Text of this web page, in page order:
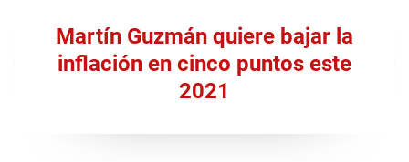
Martín Guzmán quiere bajar la
inflación en cinco puntos este
2021